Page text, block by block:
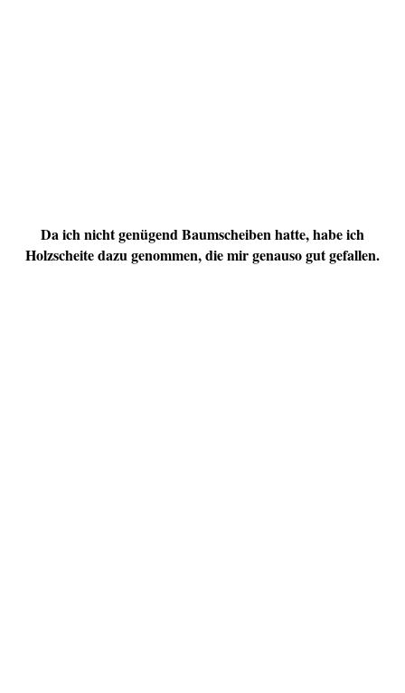
Da ich nicht genügend Baumscheiben hatte, habe ich
Holzscheite dazu genommen, die mir genauso gut gefallen.